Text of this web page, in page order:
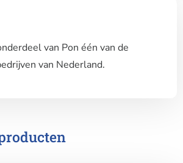
van Pon één van de
van Nederland.